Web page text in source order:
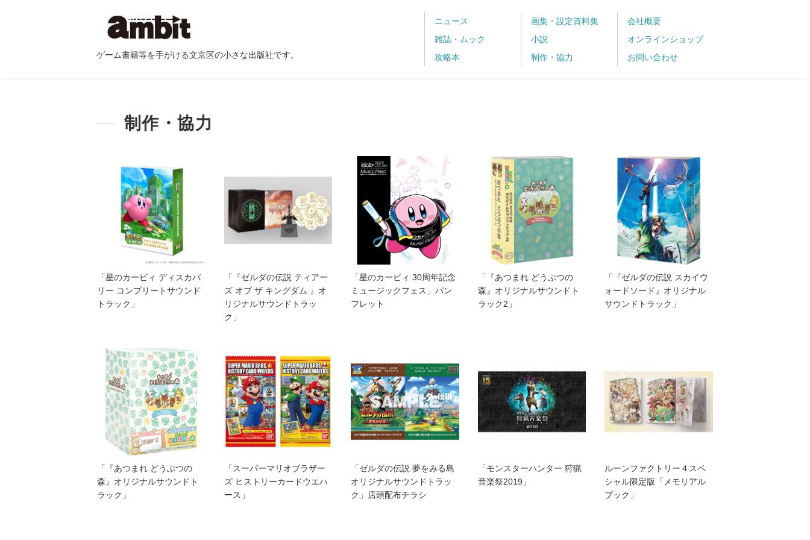
ゲーム書籍等を手がける文京区の小さな出版社です。
ニュース
雑誌・ムック
攻略本
画集・設定資料集
小説
制作・協力
会社概要
オンラインショップ
お問い合わせ
制作・協力
「星のカービィ ディスカバ
リー コンプリートサウンド
トラック」
「『ゼルダの伝説 ティアー
ズ オブ ザ キングダム 』オ
リジナルサウンドトラッ
ク」
「星のカービィ 30周年記念
ミュージックフェス」パン
フレット
「『あつまれ どうぶつの
森』オリジナルサウンドト
ラック2」
「『ゼルダの伝説 スカイウ
ォードソード』オリジナル
サウンドトラック」
「『あつまれ どうぶつの
森』オリジナルサウンドト
ラック」
「スーパーマリオブラザー
ズ ヒストリーカードウエハ
ース」
「ゼルダの伝説 夢をみる島
オリジナルサウンドトラッ
ク」店頭配布チラシ
「モンスターハンター 狩猟
音楽祭2019」
ルーンファクトリー４スペ
シャル限定版「メモリアル
ブック」